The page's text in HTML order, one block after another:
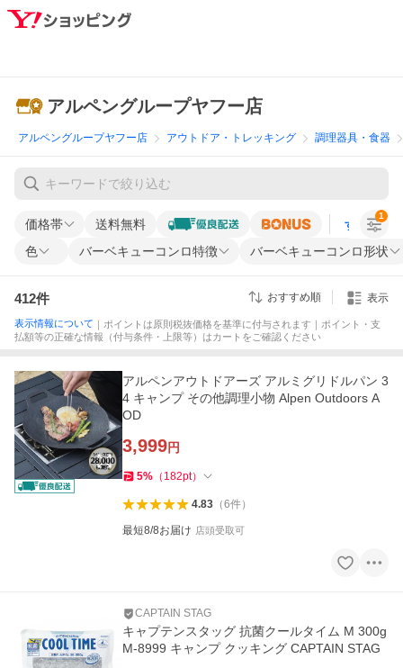
アルペングループヤフー店
アルペングループヤフー店 アウトドア・トレッキング 調理器具・食器
価格帯 送料無料 すべての条
色 バーベキューコンロ特徴 バーベキューコンロ形状
1
412件 おすすめ順 表示
表示情報について ｜ポイントは原則税抜価格を基準に付与されます｜ポイント・支
払額等の正確な情報（付与条件・上限等）はカートをご確認ください
アルペンアウトドアーズ アルミグリドルパン 3
4 キャンプ その他調理小物 Alpen Outdoors A
OD
3,999円
5% （ 182pt）
4.83（6件）
最短8/8お届け 店頭受取可
CAPTAIN STAG
キャプテンスタッグ 抗菌クールタイム M 300g
M-8999 キャンプ クッキング CAPTAIN STAG